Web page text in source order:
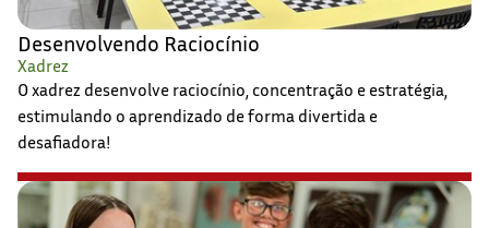
Desenvolvendo Raciocínio
Xadrez
O xadrez desenvolve raciocínio, concentração e estratégia,
estimulando o aprendizado de forma divertida e
desafiadora!